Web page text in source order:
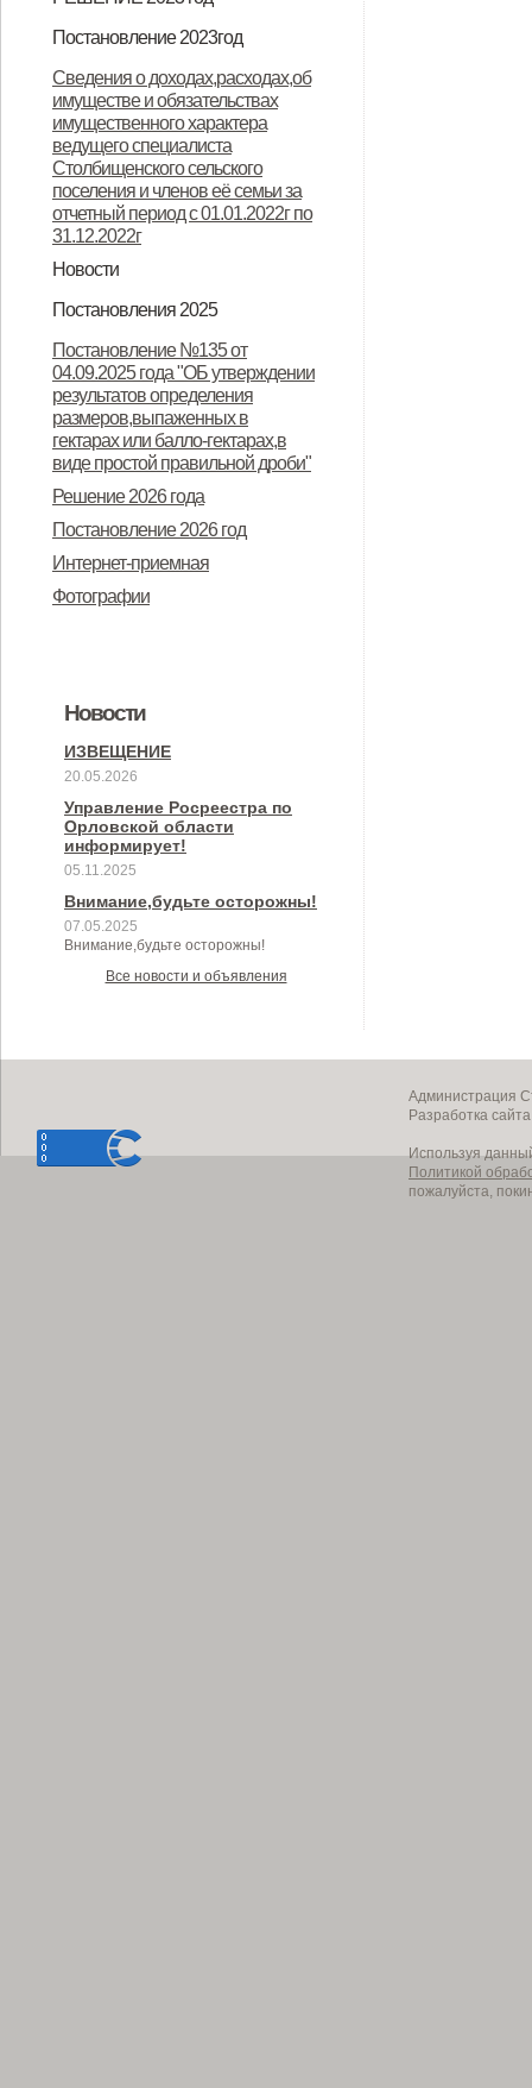
Решение "О бюджете
поселения Дмитровского района
Орловской области на 2023 год и
плановый период 2024 и 2025
годов"
Постановление 2023год
несанкционированного
неконтролируемого проведения
палов сухой травы на территории
Столбищенского сельского
поселения"
Сведения о доходах,расходах,об
имуществе и обязательствах
имущественного характера
ведущего специалиста
Столбищенского сельского
поселения и членов её семьи за
отчетный период с 01.01.2022г по
31.12.2022г
Новости
Извещение о завершении ГКО
Остановим палы сухой травы
Постановления 2025
Постановление №44 от 11.11.2024
Решение 2025 год
Постановление №135 от
04.09.2025 года "ОБ утверждении
результатов определения
размеров,выпаженных в
гектарах или балло-гектарах,в
виде простой правильной дроби"
Решение 2026 года
Постановление 2026 год
Интернет-приемная
Фотографии
Новости
ИЗВЕЩЕНИЕ
20.05.2026
Управление Росреестра по
Орловской области
информирует!
05.11.2025
Внимание,будьте осторожны!
07.05.2025
Внимание,будьте осторожны!
Все новости и объявления
Администрация
Разработка
Используя
Политикой
пожалуйста,